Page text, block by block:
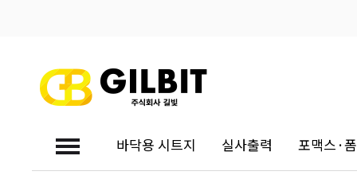
바닥용 시트지 실사출력
포맥스·
대량견적문의